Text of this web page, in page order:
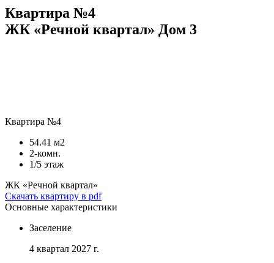
Квартира №4
ЖК «Речной квартал» Дом 3
Квартира №4
54.41 м2
2-комн.
1/5 этаж
ЖК «Речной квартал»
Скачать квартиру в pdf
Основные характеристики
Заселение
4 квартал 2027 г.